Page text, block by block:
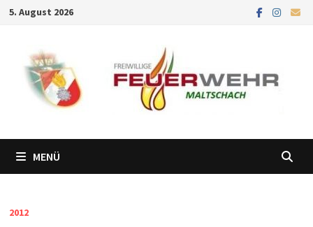
Zum
springen
5. August 2026
MENÜ
2012